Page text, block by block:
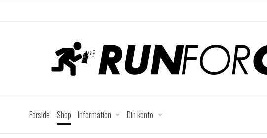
Forside Shop Information Din konto